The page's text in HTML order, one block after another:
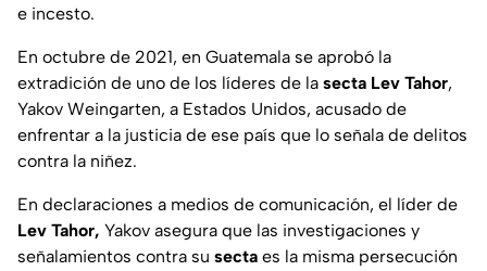
e incesto.
En octubre de 2021, en Guatemala se aprobó la
extradición de uno de los líderes de la secta Lev Tahor,
Yakov Weingarten, a Estados Unidos, acusado de
enfrentar a la justicia de ese país que lo señala de delitos
contra la niñez.
En declaraciones a medios de comunicación, el líder de
Lev Tahor, Yakov asegura que las investigaciones y
señalamientos contra su secta es la misma persecución